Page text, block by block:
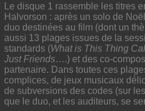
Le disque 1 rassemble les titres
Halvorson : après un solo de
duo destinées au film (dont un
aussi 13 plages issues de la
standards (What is This Thing
Just Friends….) et des co-
partenaire. Dans toutes ces
complices, de jeux musicaux
de subversions des codes (sur
que le duo, et les auditeurs, se